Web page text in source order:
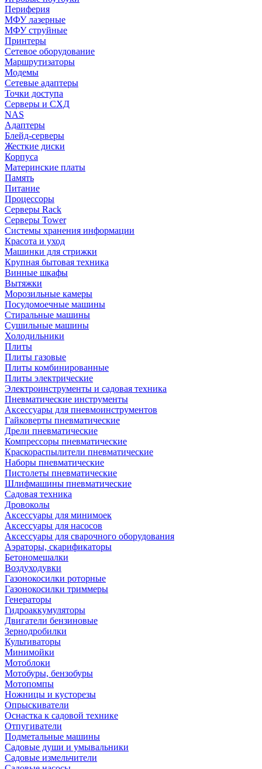
Периферия
МФУ лазерные
МФУ струйные
Принтеры
Сетевое оборудование
Маршрутизаторы
Модемы
Сетевые адаптеры
Точки доступа
Серверы и СХД
NAS
Адаптеры
Блейд-серверы
Жесткие диски
Корпуса
Материнские платы
Память
Питание
Процессоры
Серверы Rack
Серверы Tower
Системы хранения информации
Красота и уход
Машинки для стрижки
Крупная бытовая техника
Винные шкафы
Вытяжки
Морозильные камеры
Посудомоечные машины
Стиральные машины
Сушильные машины
Холодильники
Плиты
Плиты газовые
Плиты комбинированные
Плиты электрические
Электроинструменты и садовая техника
Пневматические инструменты
Аксессуары для пневмоинструментов
Гайковерты пневматические
Дрели пневматические
Компрессоры пневматические
Краскораспылители пневматические
Наборы пневматические
Пистолеты пневматические
Шлифмашины пневматические
Садовая техника
Дровоколы
Аксессуары для минимоек
Аксессуары для насосов
Аксессуары для сварочного оборудования
Аэраторы, скарификаторы
Бетономешалки
Воздуходувки
Газонокосилки роторные
Газонокосилки триммеры
Генераторы
Гидроаккумуляторы
Двигатели бензиновые
Зернодробилки
Культиваторы
Минимойки
Мотоблоки
Мотобуры, бензобуры
Мотопомпы
Ножницы и кусторезы
Опрыскиватели
Оснастка к садовой технике
Отпугиватели
Подметальные машины
Садовые души и умывальники
Садовые измельчители